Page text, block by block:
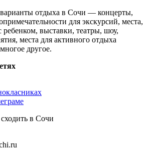
отдыха в Сочи — концерты,
для экскурсий, места,
ребенком, выставки, театры, шоу,
места для активного отдыха
другое.
в Сочи